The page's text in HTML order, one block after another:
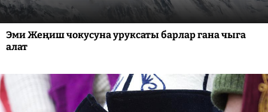
Эми Жеңиш чокусуна уруксаты барлар гана чыга
алат